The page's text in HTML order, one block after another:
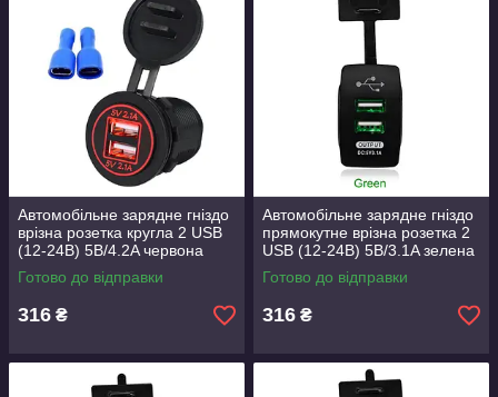
Автомобільне зарядне гніздо
врізна розетка кругла 2 USB
(12-24В) 5В/4.2A червона
підсвітка
Готово до відправки
316 ₴
Автомобільне зарядне гніздо
прямокутне врізна розетка 2
USB (12-24В) 5В/3.1A зелена
підсвітка
Готово до відправки
316 ₴